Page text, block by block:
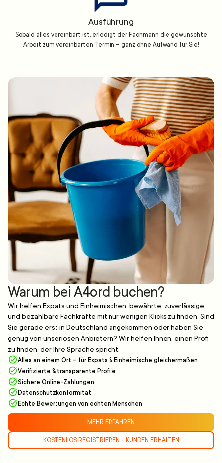
Ausführung
Sobald alles vereinbart ist, erledigt der Fachmann die gewünschte
Arbeit zum vereinbarten Termin – ganz ohne Aufwand für Sie!
Warum bei A4ord buchen?
Wir helfen Expats und Einheimischen, bewährte, zuverlässige
und bezahlbare Fachkräfte mit nur wenigen Klicks zu finden. Sind
Sie gerade erst in Deutschland angekommen oder haben Sie
genug von unseriösen Anbietern? Wir helfen Ihnen, einen Profi
zu finden, der Ihre Sprache spricht.
Alles an einem Ort – für Expats & Einheimische gleichermaßen
Verifizierte & transparente Profile
Sichere Online-Zahlungen
Datenschutzkonformität
Echte Bewertungen von echten Menschen
MEHR ERFAHREN
KOSTENLOS REGISTRIEREN - KUNDEN ERHALTEN